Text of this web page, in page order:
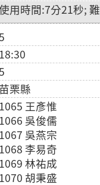
用時間:7分21秒;
18:30
苗栗縣
1065 王彥惟
1066 吳俊儒
1067 吳燕宗
1068 李易奇
1069 林祐成
1070 胡秉盛